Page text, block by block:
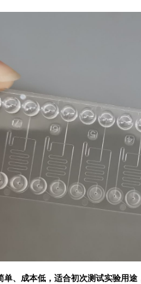
、成本低，适合初次测试实验用途